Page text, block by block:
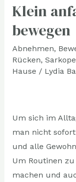
Klein
bewegen
Abnehmen,
Rücken,
Hause / Lydia
Um sich im
man nicht
und alle
Um Routinen
machen und
Klein
und
Großes
bewegen